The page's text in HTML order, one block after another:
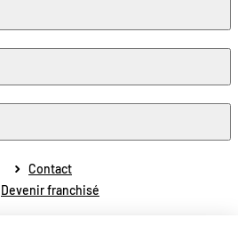
Contact
Devenir franchisé